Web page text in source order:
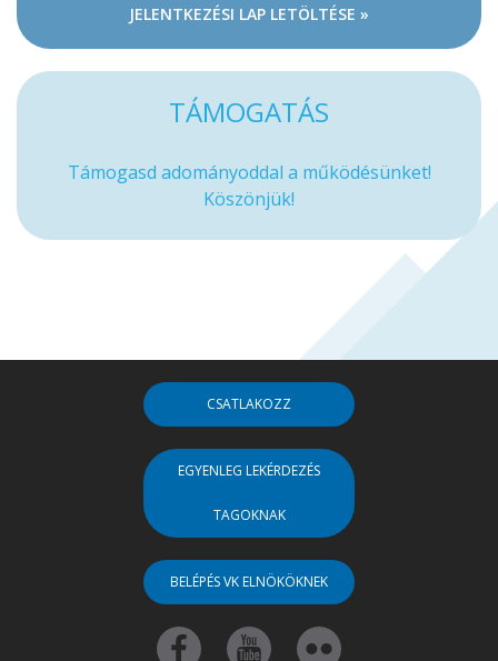
JELENTKEZÉSI LAP LETÖLTÉSE »
TÁMOGATÁS
Támogasd adományoddal a működésünket!
Köszönjük!
CSATLAKOZZ
EGYENLEG LEKÉRDEZÉS
TAGOKNAK
BELÉPÉS VK ELNÖKÖKNEK